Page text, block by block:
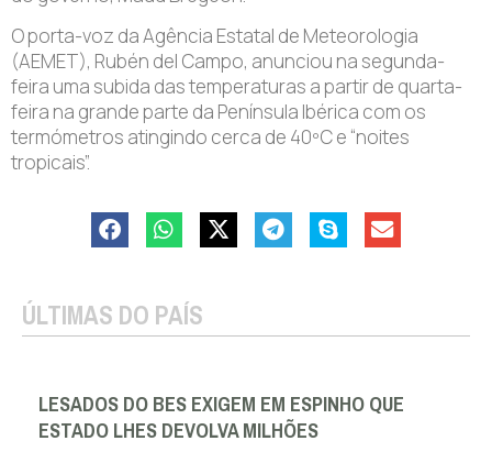
O porta-voz da Agência Estatal de Meteorologia
(AEMET), Rubén del Campo, anunciou na segunda-
feira uma subida das temperaturas a partir de quarta-
feira na grande parte da Península Ibérica com os
termómetros atingindo cerca de 40ºC e “noites
tropicais”.
ÚLTIMAS DO PAÍS
LESADOS DO BES EXIGEM EM ESPINHO QUE
ESTADO LHES DEVOLVA MILHÕES